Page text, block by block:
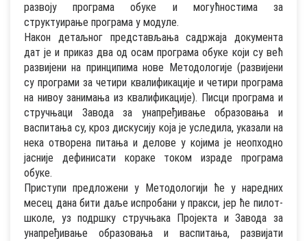
развоју програма обуке и могућностима за
структуирање програма у модуле.
Након детаљног представљања садржаја документа
дат је и приказ два од осам програма обуке који су већ
развијени на принципима нове Методологије (развијени
су програми за четири квалификације и четири програма
на нивоу занимања из квалификације). Писци програма и
стручњаци Завода за унапређивање образовања и
васпитања су, кроз дискусију која је уследила, указали на
нека отворена питања и делове у којима је неопходно
јасније дефинисати кораке током израде програма
обуке.
Приступи предложени у Методологији ће у наредних
месец дана бити даље испробани у пракси, јер ће пилот-
школе, уз подршку стручњака Пројекта и Завода за
унапређивање образовања и васпитања, развијати